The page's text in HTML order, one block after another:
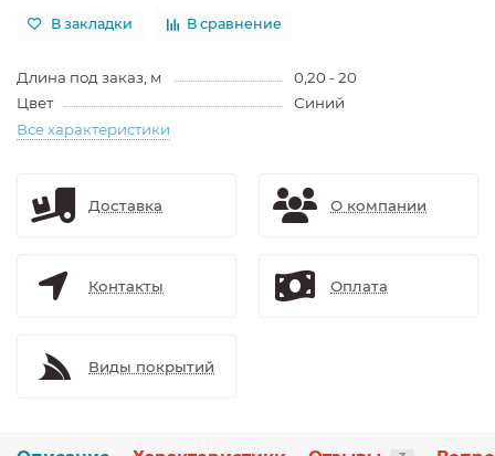
В закладки В сравнение
Длина под заказ, м
0,20 - 20
Цвет
Синий
Все характеристики
Доставка О компании
Контакты Оплата
Виды покрытий